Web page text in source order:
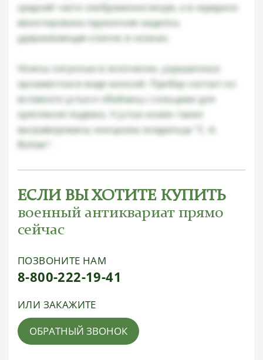
средней части изображение якоря, а в середине
вмонтирована пружинная защелка,
удерживающая клинок в ножнах.
Ножны латунные в золочении, украшенные
орнаментом в виде молний. Прибор состоит из
вставного устья и обоймиц с кольцами для
крепления подвеса. У устья ножен также
выгравированы инициалы владельца "C. A.
Richter".
ЕСЛИ ВЫ ХОТИТЕ КУПИТЬ
военный антиквариат прямо
сейчас
ПОЗВОНИТЕ НАМ
8-800-222-19-41
ИЛИ ЗАКАЖИТЕ
ОБРАТНЫЙ ЗВОНОК